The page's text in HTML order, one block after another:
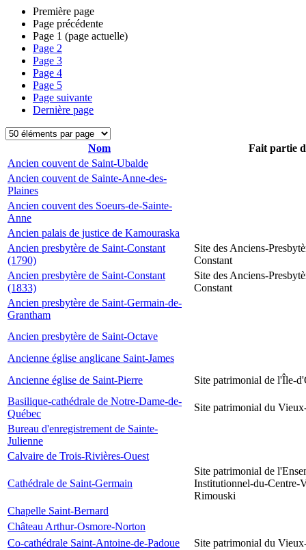
Première page
Page précédente
Page 1 (page actuelle)
Page 2
Page 3
Page 4
Page 5
Page suivante
Dernière page
Nom
Fait partie
Ancien couvent de Saint-Ubalde
Ancien couvent de Sainte-Anne-des-
Plaines
Ancien couvent des Soeurs-de-Sainte-
Anne
Ancien palais de justice de Kamouraska
Ancien presbytère de Saint-Constant
(1790)
Site des Anciens-
Constant
Ancien presbytère de Saint-Constant
(1833)
Site des Anciens-
Constant
Ancien presbytère de Saint-Germain-de-
Grantham
Ancien presbytère de Saint-Octave
Ancienne église anglicane Saint-James
Ancienne église de Saint-Pierre
Site patrimonial de l'Île-
Basilique-cathédrale de Notre-Dame-de-
Québec
Site patrimonial du
Bureau d'enregistrement de Sainte-
Julienne
Calvaire de Trois-Rivières-Ouest
Cathédrale de Saint-Germain
Site patrimonial de
Institutionnel-du-Centre-
Rimouski
Chapelle Saint-Bernard
Château Arthur-Osmore-Norton
Co-cathédrale Saint-Antoine-de-Padoue
Site patrimonial du